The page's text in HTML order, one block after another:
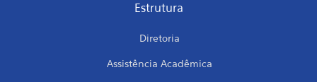
Estrutura
Diretoria
Assistência Acadêmica